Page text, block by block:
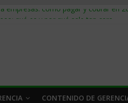
empresas: cómo pagar y cobrar en
en la cadena de suministro: qué hacer
de EE. UU.: cómo segmentarlo y
CONTENIDO DE